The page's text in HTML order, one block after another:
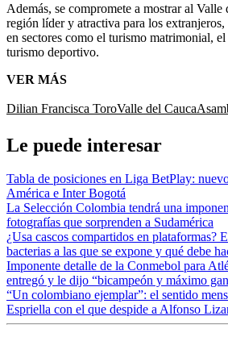
Además, se compromete a mostrar al Valle
región líder y atractiva para los
en sectores como el turismo matrimonial,
turismo deportivo.
VER MÁS
Dilian Francisca ToroValle del Cauca
Le puede interesar
Tabla de posiciones en Liga BetPlay:
América e Inter Bogotá
La Selección Colombia tendrá una
fotografías que sorprenden a Sudamérica
¿Usa cascos compartidos en plataformas?
bacterias a las que se expone y qué debe
Imponente detalle de la Conmebol para
entregó y le dijo “bicampeón y máximo
“Un colombiano ejemplar”: el sentido
Espriella con el que despide a Alfonso